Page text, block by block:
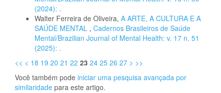
(2024): .
Walter Ferreira de Oliveira, A ARTE, A CULTURA E A
SAÚDE MENTAL , Cadernos Brasileiros de Saúde
Mental/Brazilian Journal of Mental Health: v. 17 n. 51
(2025): .
<< < 18 19 20 21 22 23 24 25 26 27 > >>
Você também pode iniciar uma pesquisa avançada por
similaridade para este artigo.